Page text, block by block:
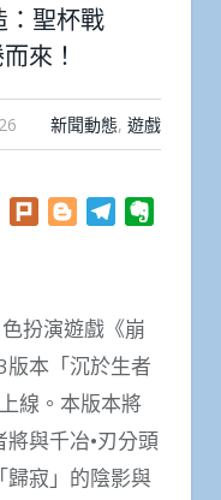
聖杯戰
來！
新聞動態, 遊戲
Facebook
Plurk BloggerTelegram
扮演遊戲《崩
版本「沉於生者
線。本版本將
與千冶•刃分頭
歸寂」的陰影與